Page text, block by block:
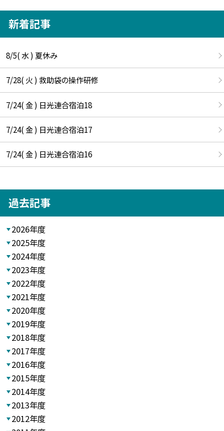
新着記事
8/5( 水 ) 夏休み
7/28( 火 ) 救助袋の操作研修
7/24( 金 ) 日光連合宿泊18
7/24( 金 ) 日光連合宿泊17
7/24( 金 ) 日光連合宿泊16
過去記事
2026年度
2025年度
2024年度
2023年度
2022年度
2021年度
2020年度
2019年度
2018年度
2017年度
2016年度
2015年度
2014年度
2013年度
2012年度